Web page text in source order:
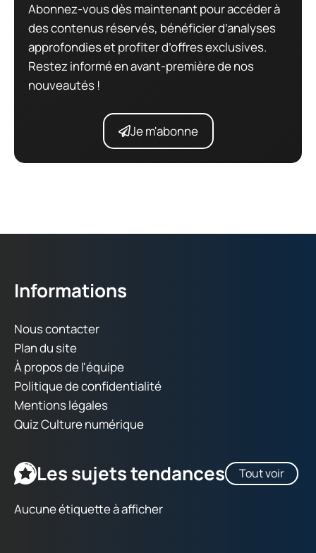
Abonnez-vous dès maintenant pour accéder à
des contenus réservés, bénéficier d’analyses
approfondies et profiter d’offres exclusives.
Restez informé en avant-première de nos
nouveautés !
Je m'abonne
Informations
Nous contacter
Plan du site
À propos de l'équipe
Politique de confidentialité
Mentions légales
Quiz Culture numérique
Les sujets tendances Tout voir
Aucune étiquette à afficher